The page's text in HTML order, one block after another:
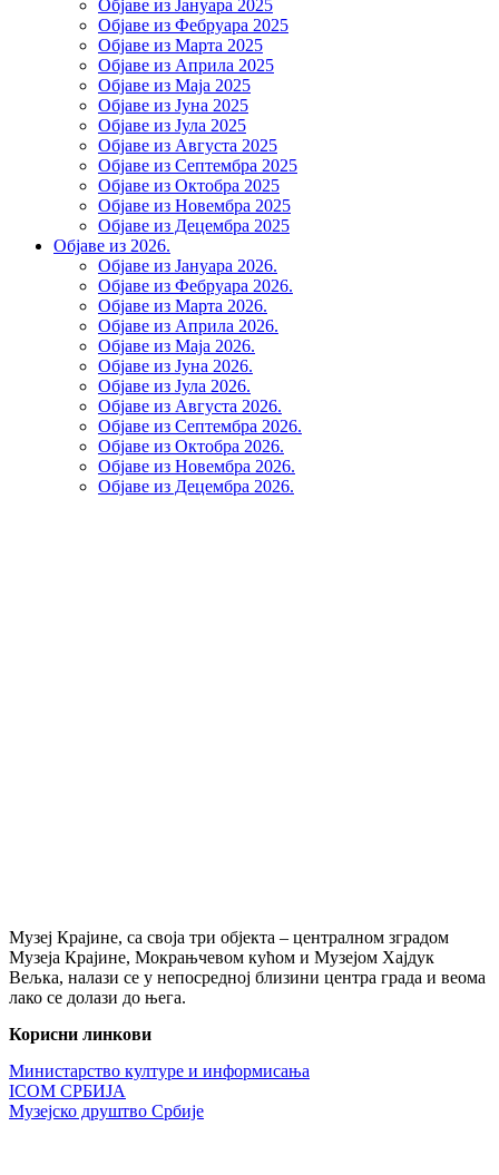
Објаве из Јануара 2025
Објаве из Фебруара 2025
Објаве из Марта 2025
Објаве из Априла 2025
Објаве из Маја 2025
Објаве из Јуна 2025
Објаве из Јула 2025
Објаве из Августа 2025
Објаве из Септембра 2025
Објаве из Октобра 2025
Објаве из Новембра 2025
Објаве из Децембра 2025
Објаве из 2026.
Објаве из Јануара 2026.
Објаве из Фебруара 2026.
Објаве из Марта 2026.
Објаве из Априла 2026.
Објаве из Маја 2026.
Објаве из Јуна 2026.
Објаве из Јула 2026.
Објаве из Августа 2026.
Објаве из Септембра 2026.
Објаве из Октобра 2026.
Објаве из Новембра 2026.
Објаве из Децембра 2026.
Музеј Крајине, са своја три објекта – централном зградом
Музеја Крајине, Мокрањчевом кућом и Музејом Хајдук
Вељка, налази се у непосредној близини центра града и веома
лако се долази до њега.
Корисни линкови
Министарство културе и информисања
ICOM СРБИЈА
Музејско друштво Србије